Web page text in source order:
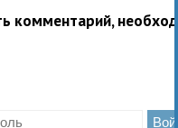
комментарий,